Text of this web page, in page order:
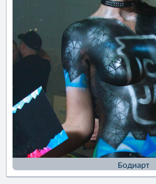
Бодиарт